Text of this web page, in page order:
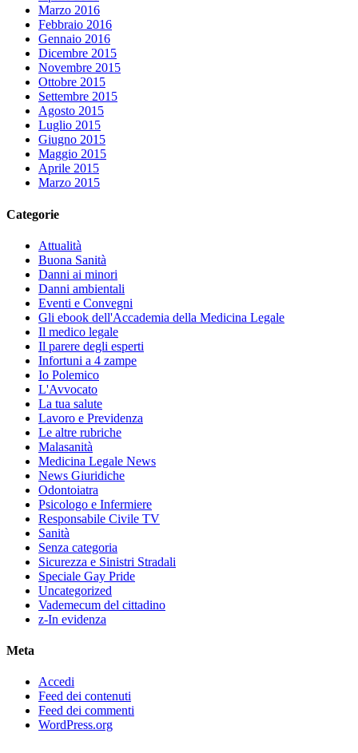
Marzo 2016
Febbraio 2016
Gennaio 2016
Dicembre 2015
Novembre 2015
Ottobre 2015
Settembre 2015
Agosto 2015
Luglio 2015
Giugno 2015
Maggio 2015
Aprile 2015
Marzo 2015
Categorie
Attualità
Buona Sanità
Danni ai minori
Danni ambientali
Eventi e Convegni
Gli ebook dell'Accademia della Medicina Legale
Il medico legale
Il parere degli esperti
Infortuni a 4 zampe
Io Polemico
L'Avvocato
La tua salute
Lavoro e Previdenza
Le altre rubriche
Malasanità
Medicina Legale News
News Giuridiche
Odontoiatra
Psicologo e Infermiere
Responsabile Civile TV
Sanità
Senza categoria
Sicurezza e Sinistri Stradali
Speciale Gay Pride
Uncategorized
Vademecum del cittadino
z-In evidenza
Meta
Accedi
Feed dei contenuti
Feed dei commenti
WordPress.org